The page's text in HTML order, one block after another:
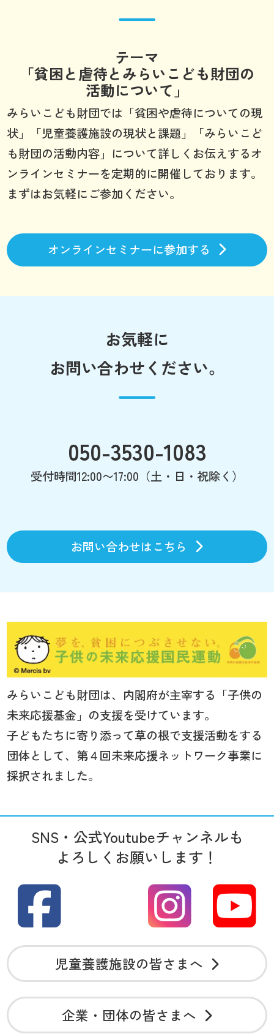
テーマ
「貧困と虐待とみらいこども財団の
活動について」
みらいこども財団では「貧困や虐待についての現
状」「児童養護施設の現状と課題」「みらいこど
も財団の活動内容」について詳しくお伝えするオ
ンラインセミナーを定期的に開催しております。
まずはお気軽にご参加ください。
オンラインセミナーに参加する
お気軽に
お問い合わせください。
050-3530-1083
受付時間12:00〜17:00（土・日・祝除く）
お問い合わせはこちら
みらいこども財団は、内閣府が主宰する「子供の
未来応援基金」の支援を受けています。
子どもたちに寄り添って草の根で支援活動をする
団体として、第４回未来応援ネットワーク事業に
採択されました。
SNS・公式Youtubeチャンネルも
よろしくお願いします！
児童養護施設の皆さまへ
企業・団体の皆さまへ